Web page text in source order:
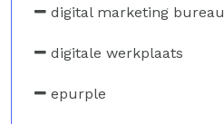
digital marketing bureau
digitale werkplaats
epurple